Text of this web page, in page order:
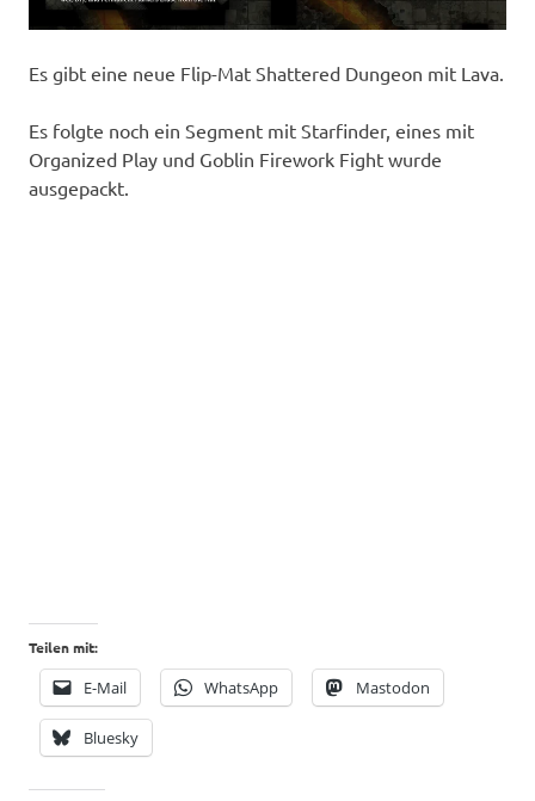
Es gibt eine neue Flip-Mat Shattered Dungeon mit Lava.
Es folgte noch ein Segment mit Starfinder, eines mit
Organized Play und Goblin Firework Fight wurde
ausgepackt.
Teilen mit:
E-Mail WhatsApp Mastodon
Bluesky